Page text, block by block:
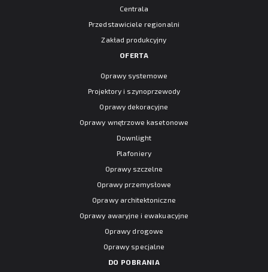
Centrala
Przedstawiciele regionalni
Zakład produkcyjny
OFERTA
Oprawy systemowe
Projektory i szynoprzewody
Oprawy dekoracyjne
Oprawy wnętrzowe kasetonowe
Downlight
Plafoniery
Oprawy szczelne
Oprawy przemysłowe
Oprawy architektoniczne
Oprawy awaryjne i ewakuacyjne
Oprawy drogowe
Oprawy specjalne
DO POBRANIA